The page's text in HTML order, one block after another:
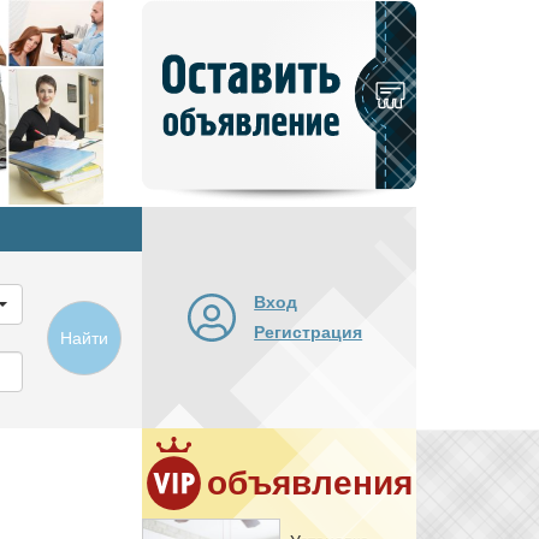
объявление
Найти
Вход
Регистрация
объявления